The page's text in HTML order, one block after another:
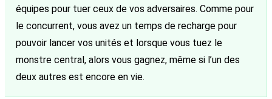
équipes pour tuer ceux de vos adversaires. Comme pour
le concurrent, vous avez un temps de recharge pour
pouvoir lancer vos unités et lorsque vous tuez le
monstre central, alors vous gagnez, même si l’un des
deux autres est encore en vie.